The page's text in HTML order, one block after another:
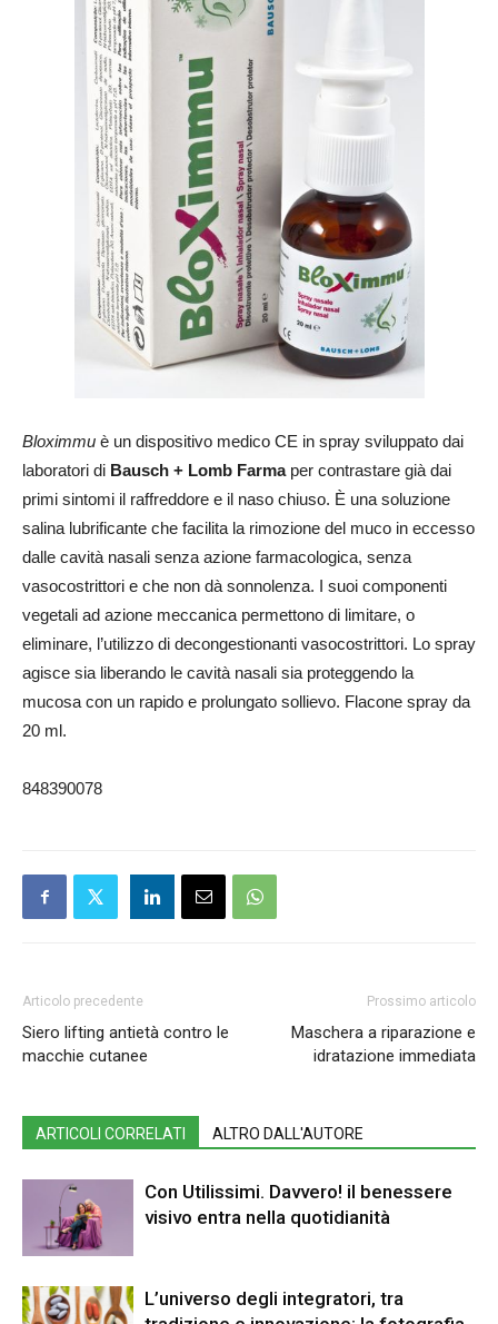
Bloximmu è un dispositivo medico CE in spray sviluppato dai
laboratori di Bausch + Lomb Farmaper contrastare già dai
primi sintomi il raffreddore e il naso chiuso. È una soluzione
salina lubrificante che facilita la rimozione del muco in eccesso
dalle cavità nasali senza azione farmacologica, senza
vasocostrittori e che non dà sonnolenza. I suoi componenti
vegetali ad azione meccanica permettono di limitare, o
eliminare, l’utilizzo di decongestionanti vasocostrittori. Lo spray
agisce sia liberando le cavità nasali sia proteggendo la
mucosa con un rapido e prolungato sollievo. Flacone spray da
20 ml.
848390078
Articolo precedente
Siero lifting antietà contro le
macchie cutanee
Prossimo articolo
Maschera a riparazione e
idratazione immediata
ARTICOLI CORRELATI ALTRO DALL'AUTORE
Con Utilissimi. Davvero! il benessere
visivo entra nella quotidianità
L’universo degli integratori, tra